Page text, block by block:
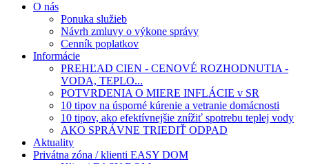
O nás
Ponuka služieb
Návrh zmluvy o výkone správy
Cenník poplatkov
Informácie
PREHĽAD CIEN - CENOVÉ ROZHODNUTIA -
VODA, TEPLO...
POTVRDENIA O MIERE INFLÁCIE v SR
10 tipov na úsporné kúrenie a vetranie domácnosti
10 tipov, ako efektívnejšie znížiť spotrebu teplej vody
AKO SPRÁVNE TRIEDIŤ ODPAD
Aktuality
Privátna zóna / klienti EASY DOM